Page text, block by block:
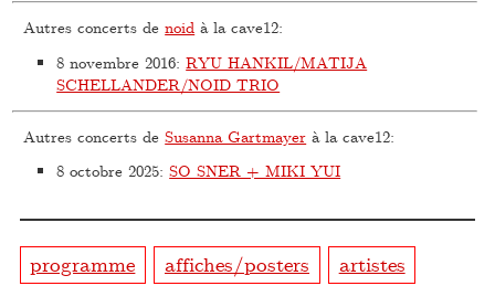
Autres concerts denoid à la cave12:
8 novembre 2016:RYU HANKIL/MATIJA
SCHELLANDER/NOID TRIO
Autres concerts deSusanna Gartmayer à la cave12:
8 octobre 2025:SO SNER + MIKI YUI
programme affiches/posters
artistes